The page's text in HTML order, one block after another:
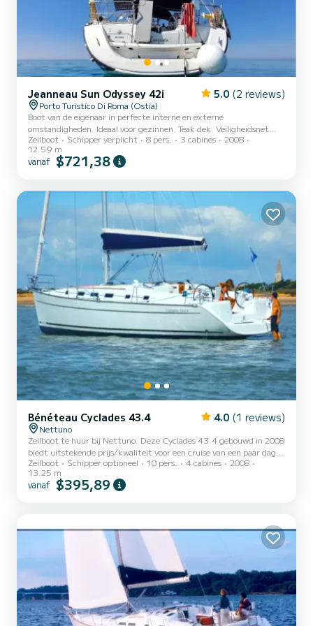
Jeanneau Sun Odyssey 42i 5.0 (2 reviews)
Porto Turistico Di Roma (Ostia)
Boot van de eigenaar in perfecte interne en externe
omstandigheden. Ideaal voor gezinnen. Teak dek. Veiligheidsnet
voor kinderen. Bimini-top, buiskap, luie tas, strikband. Complete
elektronica met AIS en Radar. Complete kuipkussens. Nieuwe
tender en buitenboordmotor uit 2024, 6 bedden in 3
de schipper bij het instappen.
Zeilboot Schipper verplicht 8 pers. 3 cabines
2008
12.59 m
vanaf $721,38
Bénéteau Cyclades 43.4 4.0 (1 reviews)
Nettuno
Zeilboot te huur bij Nettuno. Deze Cyclades 43.4 gebouwd in 2008
biedt uitstekende prijs/kwaliteit voor een cruise van een paar dagen
of een paar weken. De boot heeft 4 comfortabele hutten en een
bootcapaciteit van 10 personen. Met een totale lengte van 13
meter is het uw beste bondgenoot voor een buitengewone vakantie
Zeilboot Schipper optioneel 10 pers. 4 cabines
2008
13.25 m
vanaf $395,89